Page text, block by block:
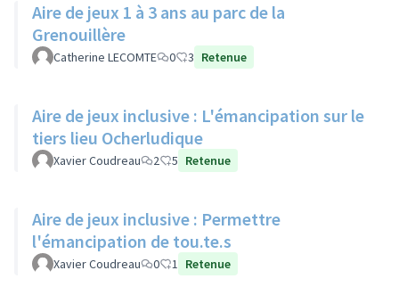
Aire de jeux 1 à 3 ans au parc de la
Grenouillère
Catherine LECOMTE 0 3 Retenue
Aire de jeux inclusive : L'émancipation sur le
tiers lieu Ocherludique
Xavier Coudreau 2 5 Retenue
Aire de jeux inclusive : Permettre
l'émancipation de tou.te.s
Xavier Coudreau 0 1 Retenue